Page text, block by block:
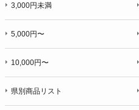
3,000円未満
5,000円〜
10,000円〜
県別商品リスト